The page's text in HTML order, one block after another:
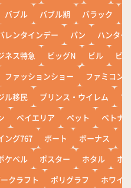
バブル バブル期 バラック
レンタインデー パン
ハンター
ネス特急 ビッグN ビル
ビワ
ファッションショー
ファミコン
ル移民 プリンス・ウイレム
ブ
ベイエリア ペット
ベトナ
ング767 ボート ボーナス
ケベル ポスター ホタル
ホ
クラフト ポリグラフ
ホワイ